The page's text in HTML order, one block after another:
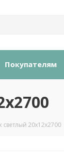
Покупателям
20х12х2700